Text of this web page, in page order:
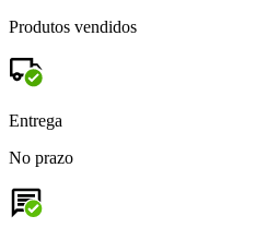
Produtos vendidos
Entrega
No prazo